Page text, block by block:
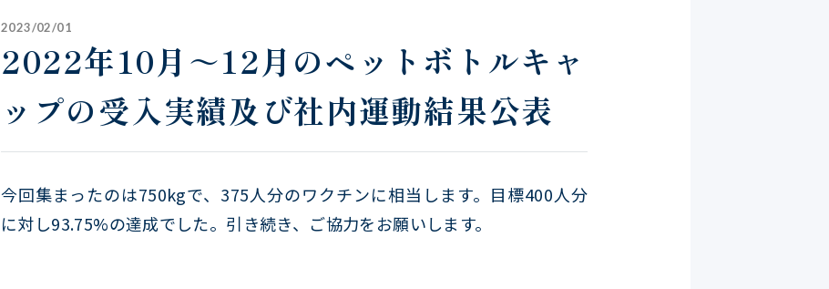
2023/02/01
2022年10月～12月のペットボトルキャ
ップの受入実績及び社内運動結果公表
今回集まったのは750kgで、375人分のワクチンに相当します。目標400人分
に対し93.75%の達成でした。引き続き、ご協力をお願いします。